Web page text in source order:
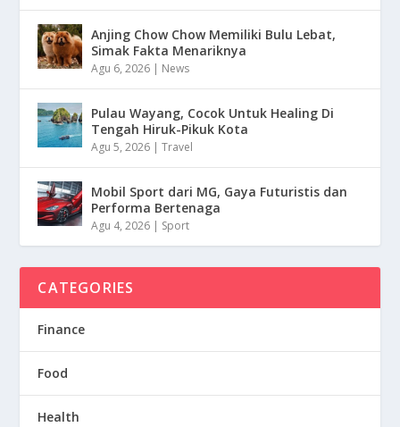
Anjing Chow Chow Memiliki Bulu Lebat,
Simak Fakta Menariknya
Agu 6, 2026 | News
Pulau Wayang, Cocok Untuk Healing Di
Tengah Hiruk-Pikuk Kota
Agu 5, 2026 |Travel
Mobil Sport dari MG, Gaya Futuristis dan
Performa Bertenaga
Agu 4, 2026 | Sport
CATEGORIES
Finance
Food
Health